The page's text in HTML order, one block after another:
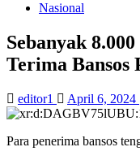
Nasional
Sebanyak
Terima Bansos
editor1 April 6, 2024
Para penerima bansos